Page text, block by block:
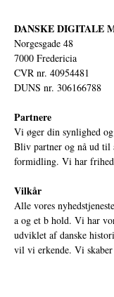
DANSKE DIGITALE
Norgesgade 48
7000 Fredericia
CVR nr. 40954481
DUNS nr. 306166788
Partnere
Vi øger din synlighed
Bliv partner og nå ud til
formidling. Vi har
Vilkår
Alle vores
a og et b hold. Vi har
udviklet af danske
vil vi erkende. Vi